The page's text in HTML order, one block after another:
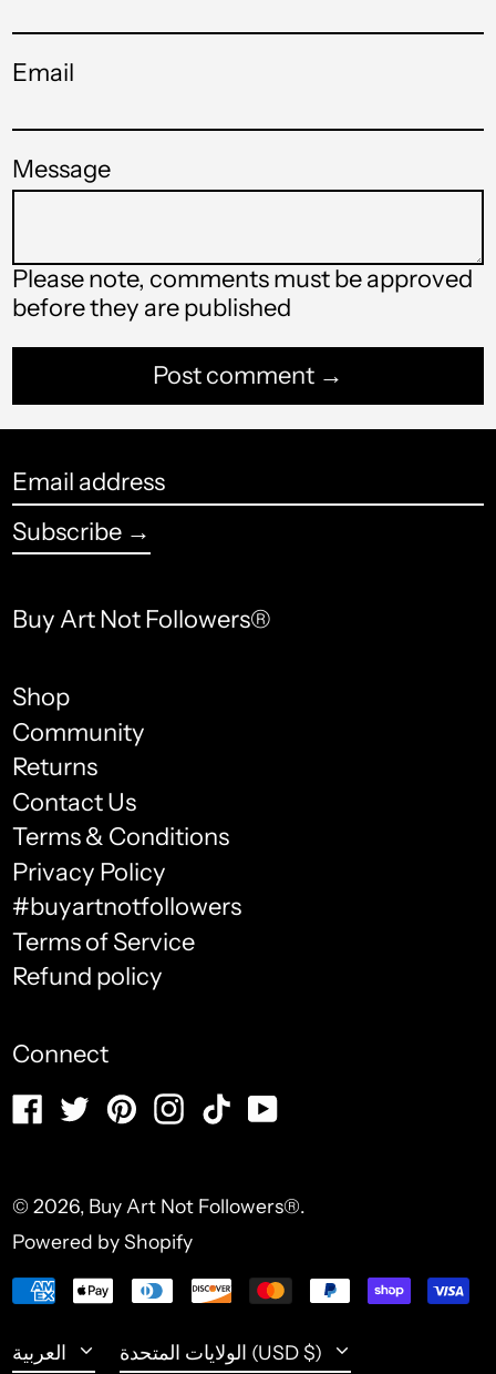
Email
Message
Please note, comments must be approved
before they are published
Email
address
Subscribe →
Buy Art Not Followers®
Shop
Community
Returns
Contact Us
Terms & Conditions
Privacy Policy
#buyartnotfollowers
Terms of Service
Refund policy
Connect
FacebookTwitterPinterestInstagram
TikTokYouTube
© 2026, Buy Art Not Followers®.
Powered by Shopify
Payment
Language
English
français
Español
العربية
(Brasil)
日本語
Italiano
Deutsch
Country/region
الولايات المتحدة (USD $)
أنغولا (USD $)
أورغواي (USD $)
أوكرانيا (USD $)
أيرلندا (USD $)
إثيوبيا (USD $)
إستونيا (USD $)
إسواتيني (USD $)
الأراضي الفلسطينية (USD
الأقاليم الجنوبية الفرنسية
(USD $)
الإقليم البريطاني في
الإمارات العربية المتحدة
(USD $)
البرتغال (USD $)
التشيك (USD $)